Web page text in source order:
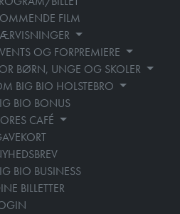
FILM
OG FORPREMIERE
BØRN, UNGE OG SKOLER
BIG BIO HOLSTEBRO
BIO BONUS
CAFÉ
BIO BUSINESS
BILLETTER